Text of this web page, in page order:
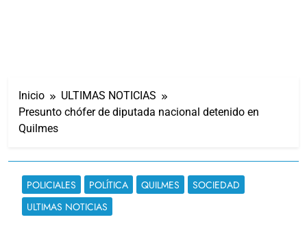
Inicio
ULTIMAS NOTICIAS
Presunto chófer de diputada nacional detenido en
Quilmes
POLICIALES POLÍTICA QUILMES
SOCIEDAD
ULTIMAS NOTICIAS